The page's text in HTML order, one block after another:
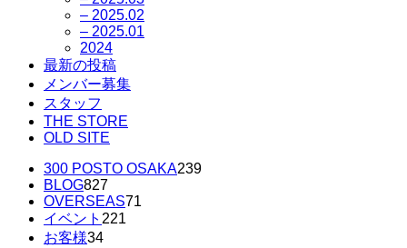
– 2025.02
– 2025.01
2024
最新の投稿
メンバー募集
スタッフ
THE STORE
OLD SITE
300 POSTO OSAKA239
BLOG827
OVERSEAS71
イベント 221
お客様34